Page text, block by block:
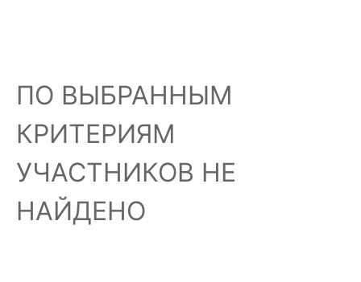
ПО ВЫБРАННЫМ
КРИТЕРИЯМ
УЧАСТНИКОВ НЕ
НАЙДЕНО